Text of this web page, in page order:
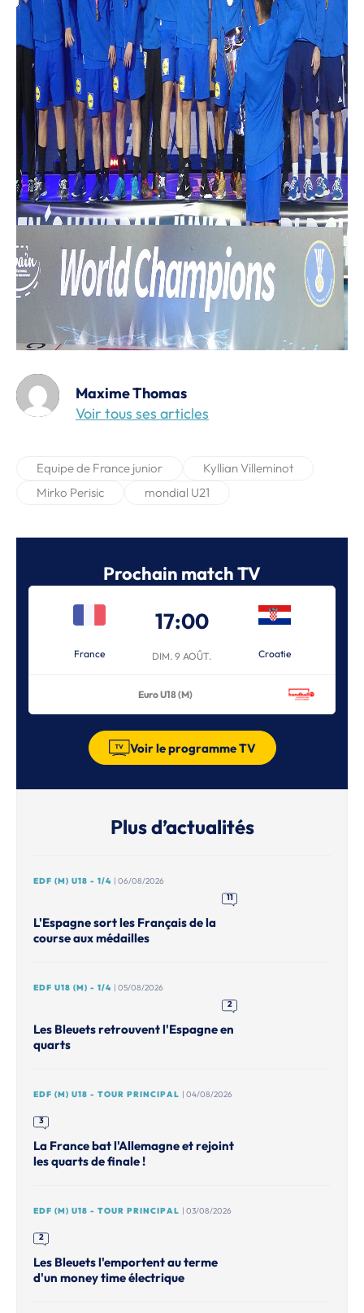
Maxime Thomas
Voir tous ses articles
Equipe de France junior
Kyllian Villeminot
Mirko Perisic
mondial U21
Prochain match TV
France
17:00
DIM. 9 AOÛT. Croatie
Euro U18 (M)
Voir le programme TV
Plus d’actualités
EDF (M) U18 - 1/4 | 06/08/2026
11
L'Espagne sort les Français de la
course aux médailles
EDF U18 (M) - 1/4 | 05/08/2026
2
Les Bleuets retrouvent l'Espagne en
quarts
EDF (M) U18 - TOUR PRINCIPAL | 04/08/2026
3
La France bat l'Allemagne et rejoint
les quarts de finale !
EDF (M) U18 - TOUR PRINCIPAL | 03/08/2026
2
Les Bleuets l'emportent au terme
d'un money time électrique